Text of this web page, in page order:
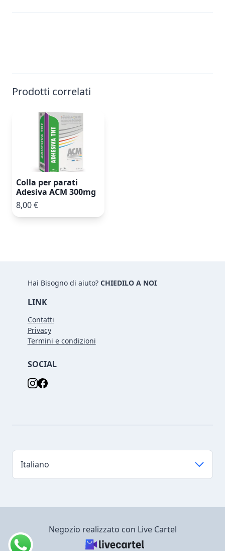
Prodotti correlati
Colla per parati
Adesiva ACM 300mg
8,00 €
Hai Bisogno di aiuto? CHIEDILO A NOI
LINK
Contatti
Privacy
Termini e condizioni
SOCIAL
Negozio realizzato con Live Cartel